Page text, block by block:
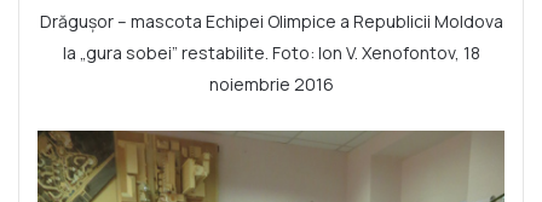
Drăgușor – mascota Echipei Olimpice a Republicii Moldova
la „gura sobei” restabilite. Foto: Ion V. Xenofontov, 18
noiembrie 2016